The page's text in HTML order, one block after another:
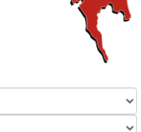
৬ আগস্ট, ২০২৬
৬ আগস্ট, ২০২৬
প্রতিযোগিতায় নেমেছে :
৬ আগস্ট, ২০২৬